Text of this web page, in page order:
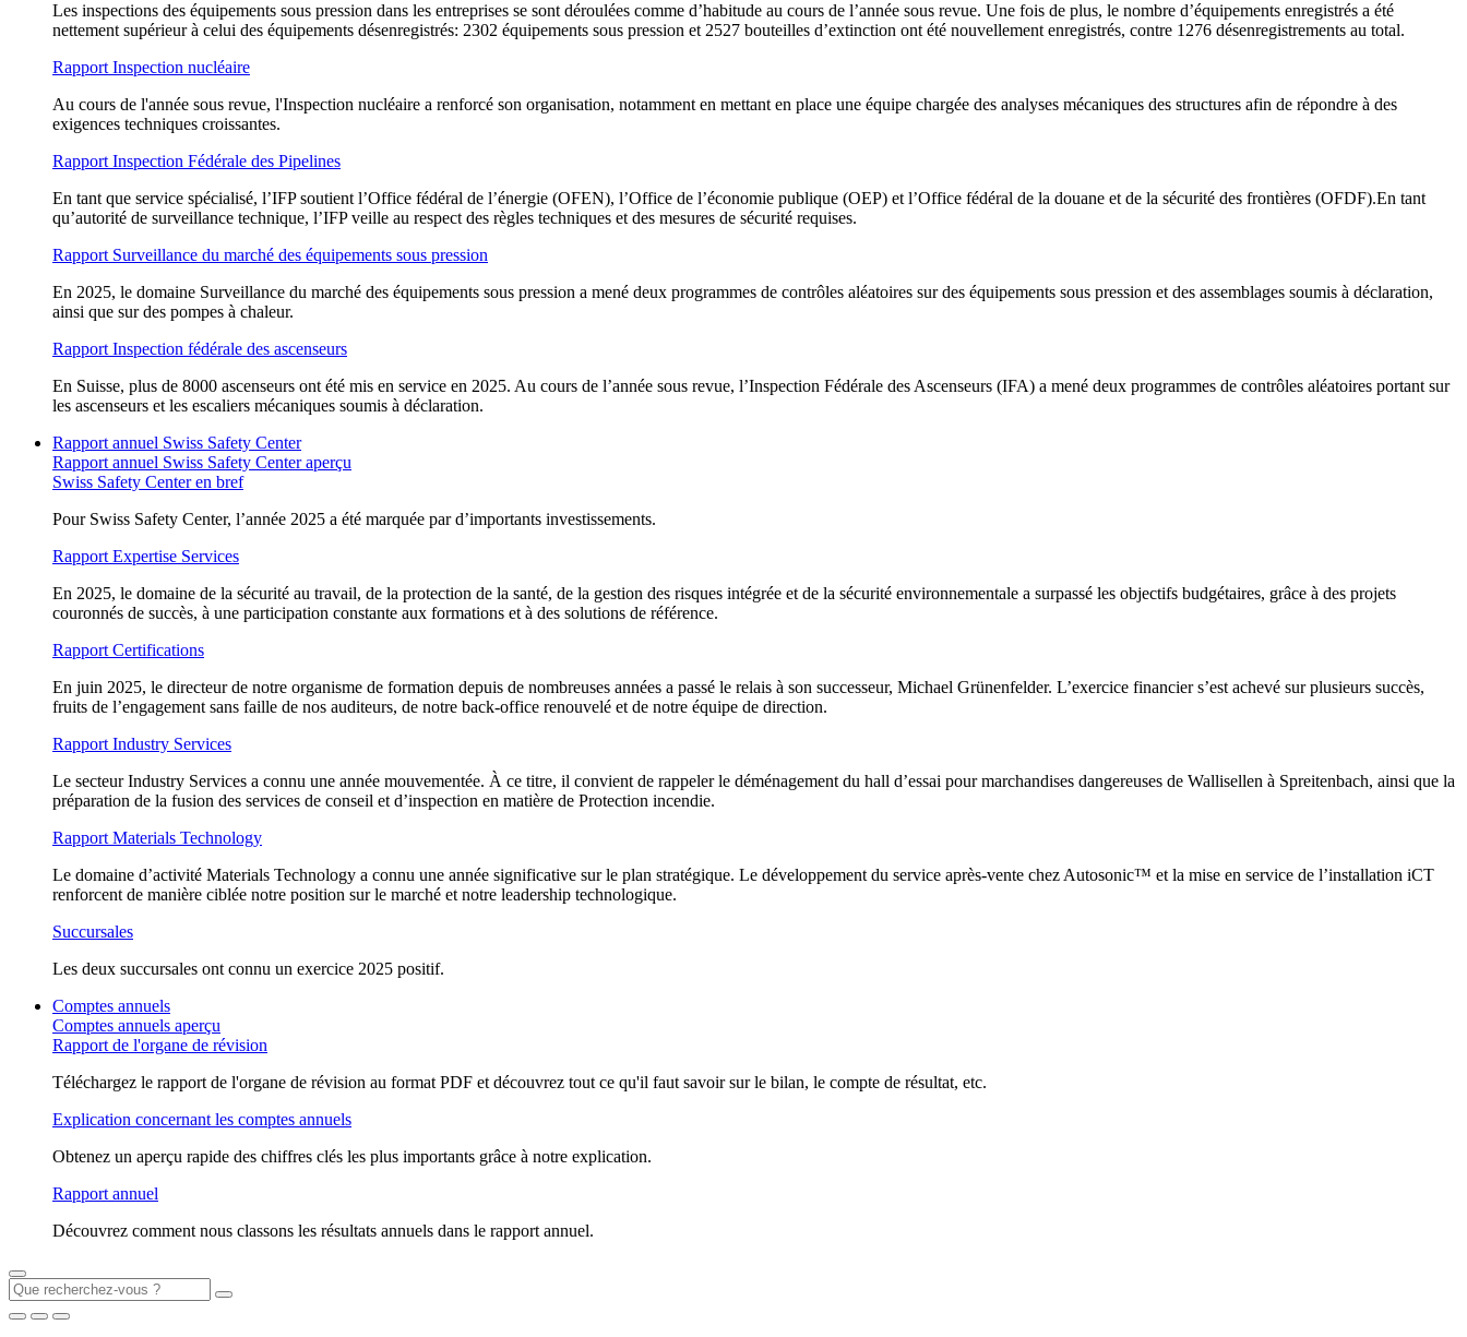
Les inspections des équipements sous pression dans les entreprises se sont déroulées comme d’habitude au cours de l’année sous revue. Une fois de plus, le nombre d’équipements enregistrés a été
nettement supérieur à celui des équipements désenregistrés: 2302 équipements sous pression et 2527 bouteilles d’extinction ont été nouvellement enregistrés, contre 1276 désenregistrements au total.
Rapport Inspection nucléaire
Au cours de l'année sous revue, l'Inspection nucléaire a renforcé son organisation, notamment en mettant en place une équipe chargée des analyses mécaniques des structures afin de répondre à des
exigences techniques croissantes.
Rapport Inspection Fédérale des Pipelines
En tant que service spécialisé, l’IFP soutient l’Office fédéral de l’énergie (OFEN), l’Office de l’économie publique (OEP) et l’Office fédéral de la douane et de la sécurité des frontières (OFDF).En tant
qu’autorité de surveillance technique, l’IFP veille au respect des règles techniques et des mesures de sécurité requises.
Rapport Surveillance du marché des équipements sous pression
En 2025, le domaine Surveillance du marché des équipements sous pression a mené deux programmes de contrôles aléatoires sur des équipements sous pression et des assemblages soumis à déclaration,
ainsi que sur des pompes à chaleur.
Rapport Inspection fédérale des ascenseurs
En Suisse, plus de 8000 ascenseurs ont été mis en service en 2025. Au cours de l’année sous revue, l’Inspection Fédérale des Ascenseurs (IFA) a mené deux programmes de contrôles aléatoires portant sur
les ascenseurs et les escaliers mécaniques soumis à déclaration.
Rapport annuel Swiss Safety Center
Rapport annuel Swiss Safety Center aperçu
Swiss Safety Center en bref
Pour Swiss Safety Center, l’année 2025 a été marquée par d’importants investissements.
Rapport Expertise Services
En 2025, le domaine de la sécurité au travail, de la protection de la santé, de la gestion des risques intégrée et de la sécurité environnementale a surpassé les objectifs budgétaires, grâce à des projets
couronnés de succès, à une participation constante aux formations et à des solutions de référence.
Rapport Certifications
En juin 2025, le directeur de notre organisme de formation depuis de nombreuses années a passé le relais à son successeur, Michael Grünenfelder. L’exercice financier s’est achevé sur plusieurs succès,
fruits de l’engagement sans faille de nos auditeurs, de notre back-office renouvelé et de notre équipe de direction.
Rapport Industry Services
Le secteur Industry Services a connu une année mouvementée. À ce titre, il convient de rappeler le déménagement du hall d’essai pour marchandises dangereuses de Wallisellen à Spreitenbach, ainsi que la
préparation de la fusion des services de conseil et d’inspection en matière de Protection incendie.
Rapport Materials Technology
Le domaine d’activité Materials Technology a connu une année significative sur le plan stratégique. Le développement du service après-vente chez Autosonic™ et la mise en service de l’installation iCT
renforcent de manière ciblée notre position sur le marché et notre leadership technologique.
Succursales
Les deux succursales ont connu un exercice 2025 positif.
Comptes annuels
Comptes annuels aperçu
Rapport de l'organe de révision
Téléchargez le rapport de l'organe de révision au format PDF et découvrez tout ce qu'il faut savoir sur le bilan, le compte de résultat, etc.
Explication concernant les comptes annuels
Obtenez un aperçu rapide des chiffres clés les plus importants grâce à notre explication.
Rapport annuel
Découvrez comment nous classons les résultats annuels dans le rapport annuel.